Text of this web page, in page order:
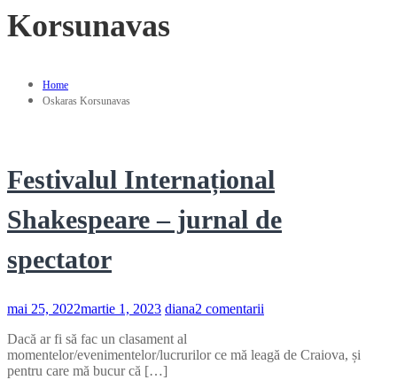
Korsunavas
Home
Oskaras Korsunavas
Festivalul Internațional
Shakespeare – jurnal de
spectator
mai 25, 2022martie 1, 2023 diana2 comentarii
Shakespeare
Dacă ar fi să fac un clasament al
momentelor/evenimentelor/lucrurilor ce mă leagă de Craiova, și
pentru care mă bucur că […]